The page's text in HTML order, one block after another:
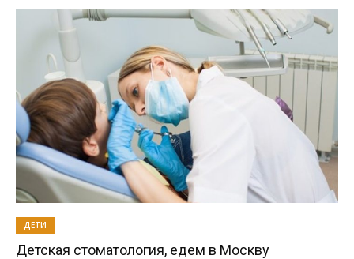
ДЕТИ
Детская стоматология, едем в Москву